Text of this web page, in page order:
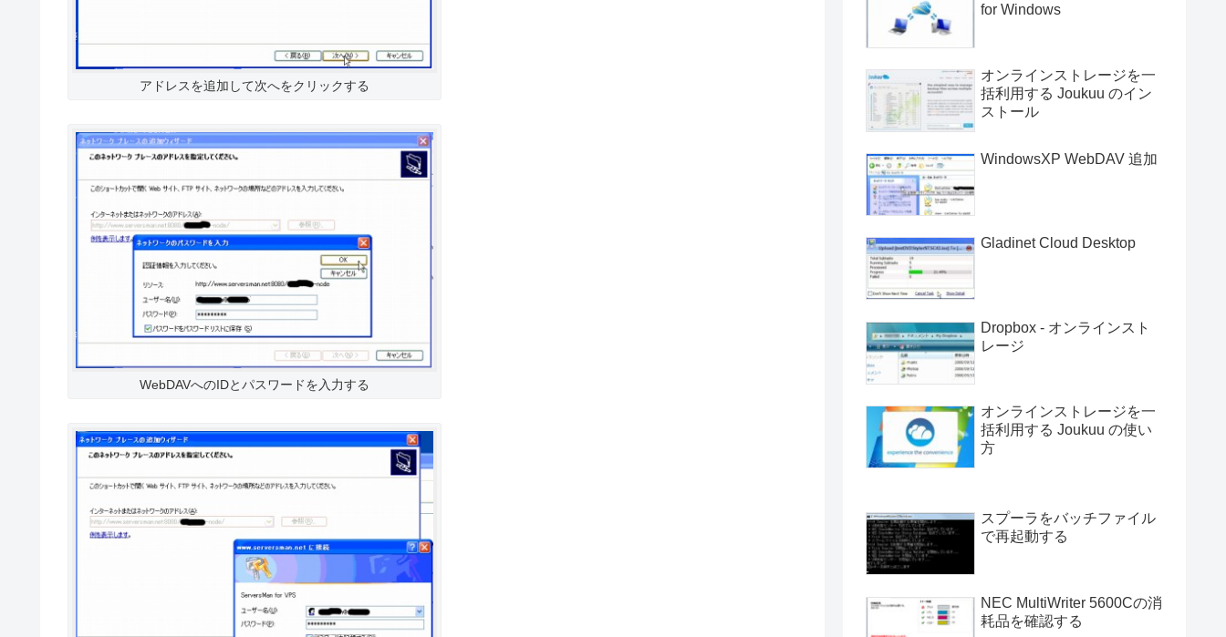
アドレスを追加して次へをクリックする
WebDAVへのIDとパスワードを入力する
for Windows
オンラインストレージを一
括利用する Joukuu のイン
ストール
WindowsXP WebDAV 追加
Gladinet Cloud Desktop
Dropbox - オンラインスト
レージ
オンラインストレージを一
括利用する Joukuu の使い
方
スプーラをバッチファイル
で再起動する
NEC MultiWriter 5600Cの消
耗品を確認する